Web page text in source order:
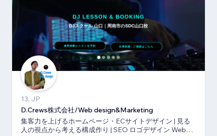
13, JP
D.Crews株式会社/Web design&Marketing
集客力を上げるホームページ・ECサイトデザイン | 見る
人の視点から考える構成作り | SEO ロゴデザイン Webマ